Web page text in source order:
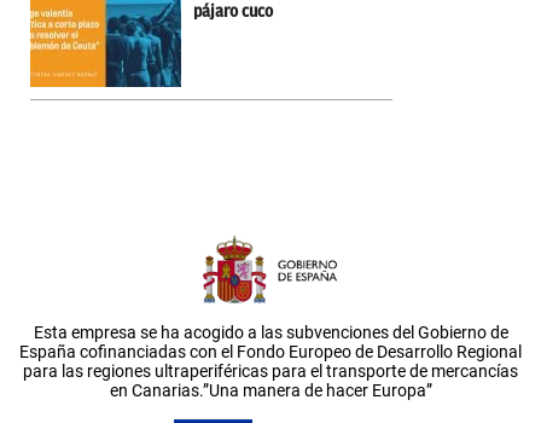
pájaro cuco
Esta empresa se ha acogido a las subvenciones del Gobierno de
España cofinanciadas con el Fondo Europeo de Desarrollo Regional
para las regiones ultraperiféricas para el transporte de mercancías
en Canarias.”Una manera de hacer Europa”